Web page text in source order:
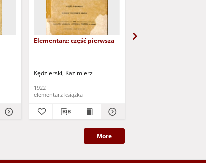
Elementarz: część pierwsza
Kędzierski, Kazimierz
1922
elementarz książka
More